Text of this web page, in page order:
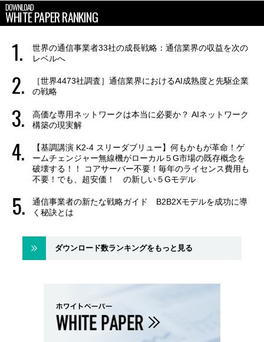
DOWNLOAD
WHITE PAPER RANKING
世界の通信事業者33社の成長戦略：通信業界の収益を次の
レベルへ
［世界4473社調査］通信業界におけるAI成熟度と先駆企業
の戦略
高価な専用ネットワークは本当に必要か？ AIネットワーク
構築の現実解
【基調講演 K2-4 スリーダブリュー】何もかもが革命！ゲ
ームチェンジャー無線機がローカル５G市場の既存概念を
破壊する！！ コアサーバー不要！毎年のライセンス費用も
不要！でも、超安価！ の新しい５Gモデル
通信事業者の新たな戦略ガイド B2B2Xモデルを成功に導
く秘訣とは
ダウンロード数ランキングをもっと見る